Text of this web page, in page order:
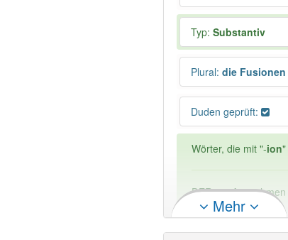
Typ: Substantiv
Plural: die Fusionen
Duden geprüft:
Wörter, die mit "-ion
DER:21Ausnahmen
DIE: 2 809
DAS:114
Mehr